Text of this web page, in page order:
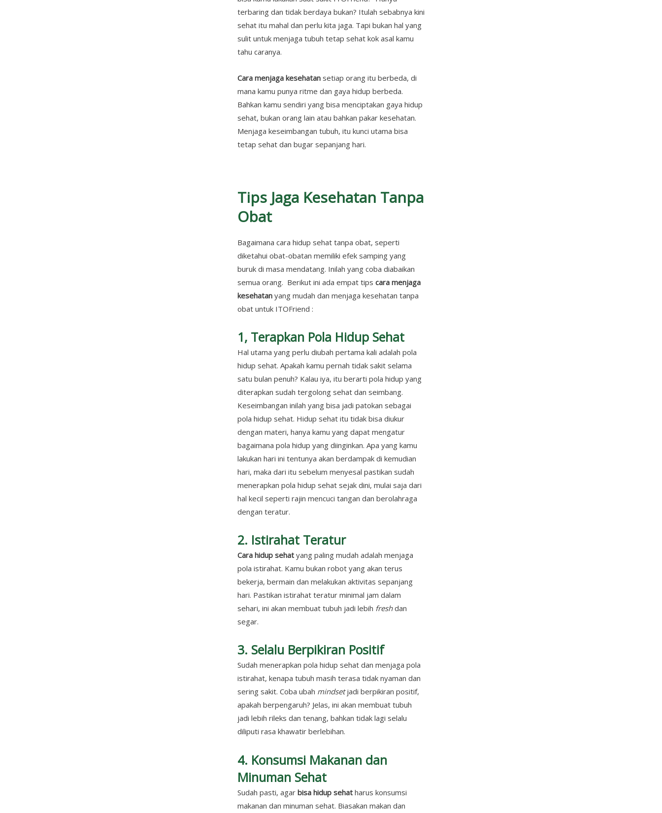
terbaring dan tidak berdaya bukan? Itulah sebabnya kini
sehat itu mahal dan perlu kita jaga. Tapi bukan hal yang
sulit untuk menjaga tubuh tetap sehat kok asal kamu
tahu caranya.
Cara menjaga kesehatansetiap orang itu berbeda, di
mana kamu punya ritme dan gaya hidup berbeda.
Bahkan kamu sendiri yang bisa menciptakan gaya hidup
sehat, bukan orang lain atau bahkan pakar kesehatan.
Menjaga keseimbangan tubuh, itu kunci utama bisa
tetap sehat dan bugar sepanjang hari.
Tips Jaga Kesehatan Tanpa
Obat
Bagaimana cara hidup sehat tanpa obat, seperti
diketahui obat-obatan memiliki efek samping yang
buruk di masa mendatang. Inilah yang coba diabaikan
semua orang. Berikut ini ada empat tips cara menjaga
kesehatan yang mudah dan menjaga kesehatan tanpa
obat untuk ITOFriend :
1, Terapkan Pola Hidup Sehat
Hal utama yang perlu diubah pertama kali adalah pola
hidup sehat. Apakah kamu pernah tidak sakit selama
satu bulan penuh? Kalau iya, itu berarti pola hidup yang
diterapkan sudah tergolong sehat dan seimbang.
Keseimbangan inilah yang bisa jadi patokan sebagai
pola hidup sehat. Hidup sehat itu tidak bisa diukur
dengan materi, hanya kamu yang dapat mengatur
bagaimana pola hidup yang diinginkan. Apa yang kamu
lakukan hari ini tentunya akan berdampak di kemudian
hari, maka dari itu sebelum menyesal pastikan sudah
menerapkan pola hidup sehat sejak dini, mulai saja dari
hal kecil seperti rajin mencuci tangan dan berolahraga
dengan teratur.
2. Istirahat Teratur
Cara hidup sehatyang paling mudah adalah menjaga
pola istirahat. Kamu bukan robot yang akan terus
bekerja, bermain dan melakukan aktivitas sepanjang
hari. Pastikan istirahat teratur minimal jam dalam
sehari, ini akan membuat tubuh jadi lebih freshdan
segar.
3. Selalu Berpikiran Positif
Sudah menerapkan pola hidup sehat dan menjaga pola
istirahat, kenapa tubuh masih terasa tidak nyaman dan
sering sakit. Coba ubah mindsetjadi berpikiran positif,
apakah berpengaruh? Jelas, ini akan membuat tubuh
jadi lebih rileks dan tenang, bahkan tidak lagi selalu
diliputi rasa khawatir berlebihan.
4. Konsumsi Makanan dan
Minuman Sehat
Sudah pasti, agar bisa hidup sehatharus konsumsi
makanan dan minuman sehat. Biasakan makan dan